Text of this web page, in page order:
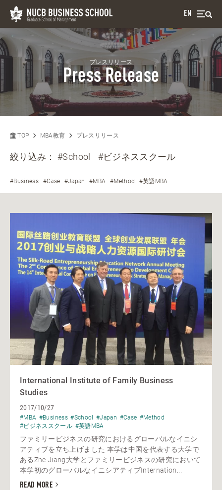
EN
プレスリリース
Press Release
TOP MBA教育 プレスリリース
絞り込み：#School #ビジネススクール
#Business #Case #Japan #MBA #Method #英語MBA
International Institute of Family Business
Studies
2017/10/27
#MBA #Business #School #Japan #Case #Method
#ビジネススクール #英語MBA
ファミリービジネスの研究におけるグローバルなイニシ
アティブを立ち上げました 本学は中国を代表する大学で
あるZhe Jiang大学とファミリービジネスの研究において
本学初のグローバルなイニシアティブInternation...
READ MORE